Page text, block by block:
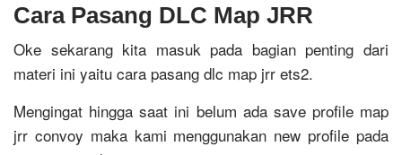
Cara Pasang DLC Map JRR
Oke sekarang kita masuk pada bagian penting dari
materi ini yaitu cara pasang dlc map jrr ets2.
Mengingat hingga saat ini belum ada save profile map
jrr convoy maka kami menggunakan new profile pada